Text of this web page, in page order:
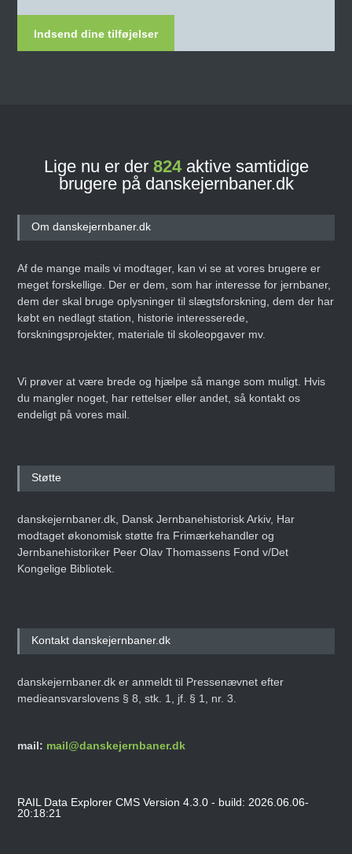
Indsend dine tilføjelser
Lige nu er der 824aktive samtidige
brugere på danskejernbaner.dk
Om danskejernbaner.dk
Af de mange mails vi modtager, kan vi se at vores brugere er
meget forskellige. Der er dem, som har interesse for jernbaner,
dem der skal bruge oplysninger til slægtsforskning, dem der har
købt en nedlagt station, historie interesserede,
forskningsprojekter, materiale til skoleopgaver mv.
Vi prøver at være brede og hjælpe så mange som muligt. Hvis
du mangler noget, har rettelser eller andet, så kontakt os
endeligt på vores mail.
Støtte
danskejernbaner.dk, Dansk Jernbanehistorisk Arkiv, Har
modtaget økonomisk støtte fra Frimærkehandler og
Jernbanehistoriker Peer Olav Thomassens Fond v/Det
Kongelige Bibliotek.
Kontakt danskejernbaner.dk
danskejernbaner.dk er anmeldt til Pressenævnet efter
medieansvarslovens § 8, stk. 1, jf. § 1, nr. 3.
mail: mail@danskejernbaner.dk
RAIL Data Explorer CMS Version 4.3.0 - build: 2026.06.06-
20:18:21